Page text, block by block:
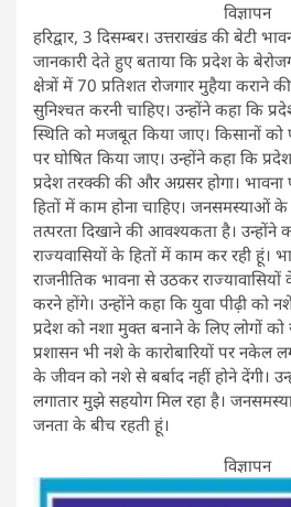
विज्ञापन
हरिद्वार, 3 दिसम्बर। उत्तराखंड की बेटी
जानकारी देते हुए बताया कि प्रदेश के
क्षेत्रों में 70 प्रतिशत रोजगार मुहैया कराने
सुनिश्चत करनी चाहिए। उन्होंने कहा कि
स्थिति को मजबूत किया जाए। किसानों
पर घोषित किया जाए। उन्होंने कहा कि
प्रदेश तरक्की की और अग्रसर होगा।
हितों में काम होना चाहिए। जनसमस्याओं
तत्परता दिखाने की आवश्यकता है। उन्होंने
राज्यवासियों के हितों में काम कर रही हूं।
राजनीतिक भावना से उठकर
करने होंगे। उन्होंने कहा कि युवा पीढ़ी को
प्रदेश को नशा मुक्त बनाने के लिए लोगों को
प्रशासन भी नशे के कारोबारियों पर नकेल
के जीवन को नशे से बर्बाद नहीं होने देंगी।
लगातार मुझे सहयोग मिल रहा है।
जनता के बीच रहती हूं।
विज्ञापन